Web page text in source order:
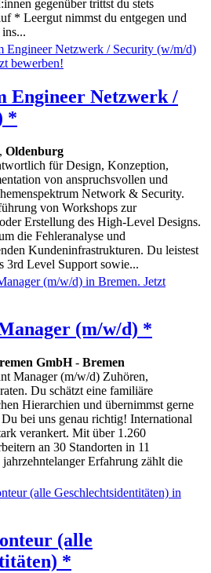
gegenüber trittst du stets
* Leergut nimmst du entgegen und
Engineer Netzwerk /
*
, Oldenburg
für Design, Konzeption,
von anspruchsvollen und
Network & Security.
von Workshops zur
Erstellung des High-Level Designs.
die Fehleranalyse und
Kundeninfrastrukturen. Du leistest
3rd Level Support sowie...
(m/w/d) *
GmbH- Bremen
Manager (m/w/d) Zuhören,
Du schätzt eine familiäre
Hierarchien und übernimmst gerne
bei uns genau richtig! International
verankert. Mit über 1.260
an 30 Standorten in 11
Erfahrung zählt die
(alle
*